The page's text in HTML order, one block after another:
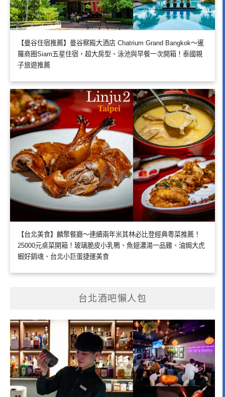
【曼谷住宿推薦】曼谷察殿大酒店 Chatrium Grand Bangkok～暹
羅商圈Siam五星住宿，超大房型、泳池與早餐一次開箱！泰國親
子旅遊推薦
【台北美食】麟聚餐廳～連續兩年米其林必比登經典粵菜推薦！
25000元桌菜開箱！玻璃脆皮小乳鴨、魚翅濃湯一品雞、油焗大虎
蝦好銷魂、台北小巨蛋捷運美食
台北酒吧懶人包